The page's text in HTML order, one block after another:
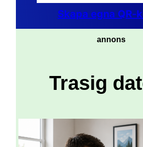
Skapa egna QR-
annons
Trasig